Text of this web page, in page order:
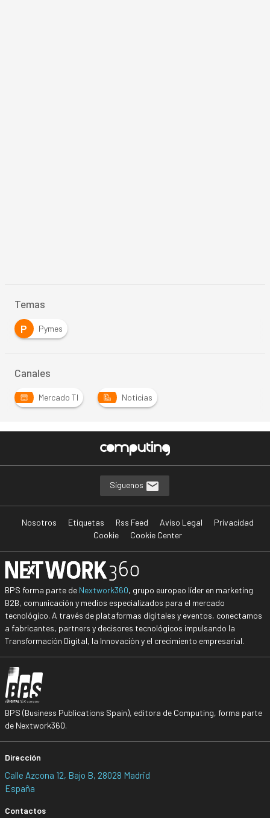
Temas
P
Pymes
Canales
Mercado TI Noticias
Síguenos
Nosotros Etiquetas Rss Feed Aviso Legal
Privacidad
Cookie
Cookie Center
BPS forma parte de Nextwork360, grupo europeo líder en marketing
B2B, comunicación y medios especializados para el mercado
tecnológico. A través de plataformas digitales y eventos, conectamos
a fabricantes, partners y decisores tecnológicos impulsando la
Transformación Digital, la Innovación y el crecimiento empresarial.
BPS (Business Publications Spain), editora de Computing, forma parte
de Nextwork360.
Dirección
Calle Azcona 12, Bajo B, 28028 Madrid
España
Contactos